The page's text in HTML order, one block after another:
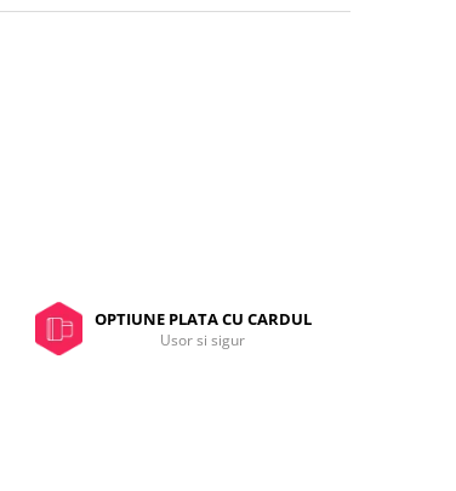
OPTIUNE PLATA CU CARDUL
Usor si sigur